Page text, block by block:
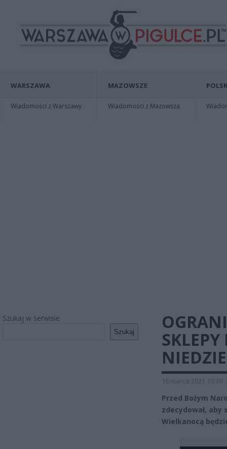
WARSZAWA
Wiadomości z Warszawy
MAZOWSZE
Wiadomości z Mazowsza
Szukaj w serwisie
Szukaj
16 marca 2021 10:30
Przed Bożym
zdecydował, aby
Wielkanocą